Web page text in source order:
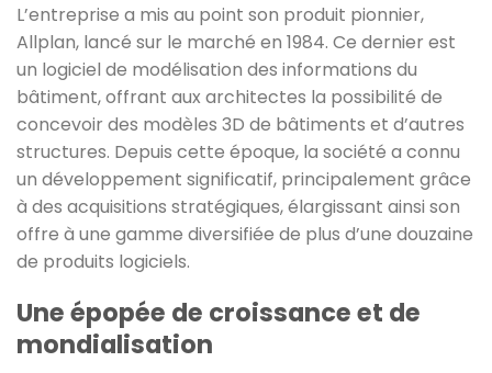
L’entreprise a mis au point son produit pionnier,
Allplan, lancé sur le marché en 1984. Ce dernier est
un logiciel de modélisation des informations du
bâtiment, offrant aux architectes la possibilité de
concevoir des modèles 3D de bâtiments et d’autres
structures. Depuis cette époque, la société a connu
un développement significatif, principalement grâce
à des acquisitions stratégiques, élargissant ainsi son
offre à une gamme diversifiée de plus d’une douzaine
de produits logiciels.
Une épopée de croissance et de
mondialisation